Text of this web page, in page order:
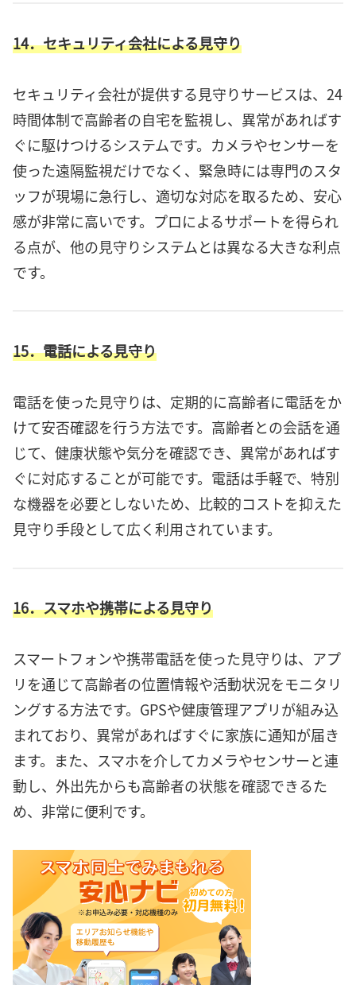
14．セキュリティ会社による見守り
セキュリティ会社が提供する見守りサービスは、24
時間体制で高齢者の自宅を監視し、異常があればす
ぐに駆けつけるシステムです。カメラやセンサーを
使った遠隔監視だけでなく、緊急時には専門のスタ
ッフが現場に急行し、適切な対応を取るため、安心
感が非常に高いです。プロによるサポートを得られ
る点が、他の見守りシステムとは異なる大きな利点
です。
15．電話による見守り
電話を使った見守りは、定期的に高齢者に電話をか
けて安否確認を行う方法です。高齢者との会話を通
じて、健康状態や気分を確認でき、異常があればす
ぐに対応することが可能です。電話は手軽で、特別
な機器を必要としないため、比較的コストを抑えた
見守り手段として広く利用されています。
16．スマホや携帯による見守り
スマートフォンや携帯電話を使った見守りは、アプ
リを通じて高齢者の位置情報や活動状況をモニタリ
ングする方法です。GPSや健康管理アプリが組み込
まれており、異常があればすぐに家族に通知が届き
ます。また、スマホを介してカメラやセンサーと連
動し、外出先からも高齢者の状態を確認できるた
め、非常に便利です。